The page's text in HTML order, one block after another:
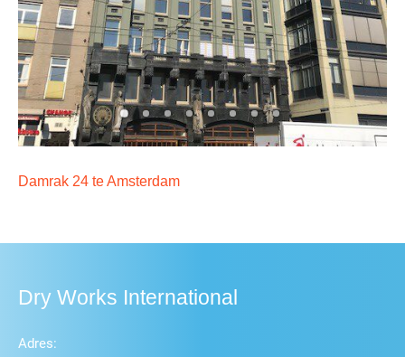
Damrak 24 te Amsterdam
Dry Works International
Adres: